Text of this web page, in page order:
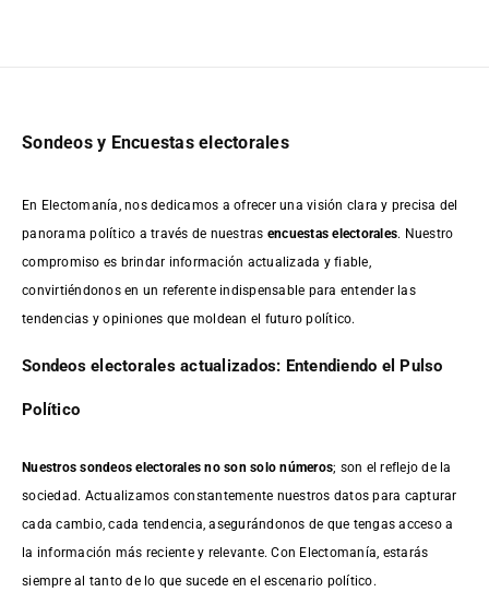
Sondeos y Encuestas electorales
En Electomanía, nos dedicamos a ofrecer una visión clara y precisa del
panorama político a través de nuestras encuestas electorales. Nuestro
compromiso es brindar información actualizada y fiable,
convirtiéndonos en un referente indispensable para entender las
tendencias y opiniones que moldean el futuro político.
Sondeos electorales actualizados: Entendiendo el Pulso
Político
Nuestros sondeos electorales no son solo números; son el reflejo de la
sociedad. Actualizamos constantemente nuestros datos para capturar
cada cambio, cada tendencia, asegurándonos de que tengas acceso a
la información más reciente y relevante. Con Electomanía, estarás
siempre al tanto de lo que sucede en el escenario político.